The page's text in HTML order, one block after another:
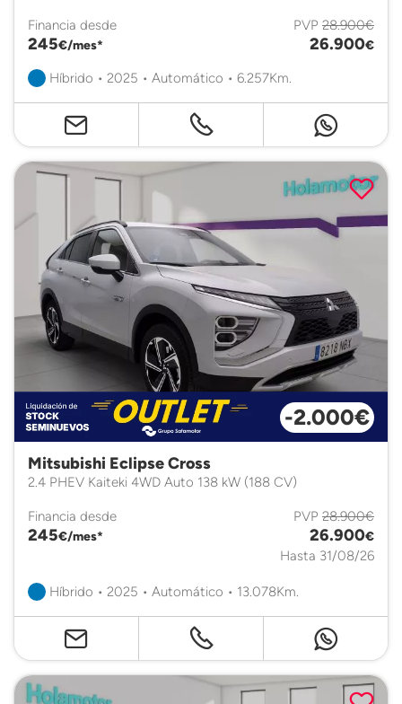
Financia desde
245€/mes*
PVP 28.900€
26.900€
Híbrido • 2025 • Automático • 6.257Km.
-2.000€
Mitsubishi Eclipse Cross
2.4 PHEV Kaiteki 4WD Auto 138 kW (188 CV)
Financia desde
245€/mes*
PVP 28.900€
26.900€
Hasta 31/08/26
Híbrido • 2025 • Automático • 13.078Km.